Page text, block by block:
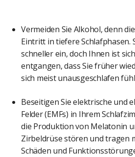
Vermeiden Sie Alkohol, denn
Eintritt in tiefere Schlafphasen.
schneller ein, doch Ihnen ist
entgangen, dass Sie früher
sich meist unausgeschlafen
Beseitigen Sie elektrische und
Felder (EMFs) in Ihrem
die Produktion von Melatonin
Zirbeldrüse stören und tragen
Schäden und